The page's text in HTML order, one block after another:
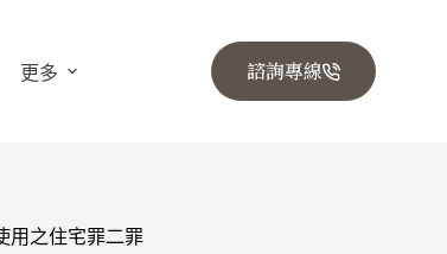
更多 諮詢專線
用之住宅罪二罪